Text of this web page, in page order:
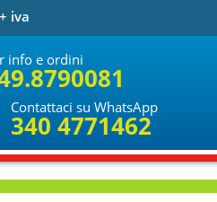
iva
info e ordini
Contattaci su WhatsApp
340 4771462